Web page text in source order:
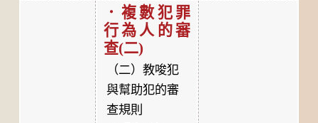
．複數犯罪
行為人的審
查(二)
（二）教唆犯
與幫助犯的審
查規則